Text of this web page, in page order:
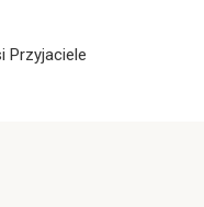
Przyjaciele